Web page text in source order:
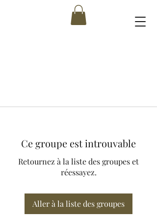
Ce groupe est introuvable
Retournez à la liste des groupes et
réessayez.
Aller à la liste des groupes